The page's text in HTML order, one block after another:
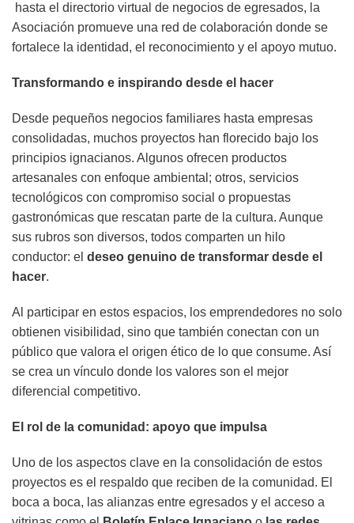
hasta el directorio virtual de negocios de egresados, la
Asociación promueve una red de colaboración donde se
fortalece la identidad, el reconocimiento y el apoyo mutuo.
Transformando e inspirando desde el hacer
Desde pequeños negocios familiares hasta empresas
consolidadas, muchos proyectos han florecido bajo los
principios ignacianos. Algunos ofrecen productos
artesanales con enfoque ambiental; otros, servicios
tecnológicos con compromiso social o propuestas
gastronómicas que rescatan parte de la cultura. Aunque
sus rubros son diversos, todos comparten un hilo
conductor: el deseo genuino de transformar desde el
hacer.
Al participar en estos espacios, los emprendedores no solo
obtienen visibilidad, sino que también conectan con un
público que valora el origen ético de lo que consume. Así
se crea un vínculo donde los valores son el mejor
diferencial competitivo.
El rol de la comunidad: apoyo que impulsa
Uno de los aspectos clave en la consolidación de estos
proyectos es el respaldo que reciben de la comunidad. El
boca a boca, las alianzas entre egresados y el acceso a